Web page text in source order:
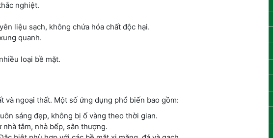
nghiệt.
liệu sạch, không chứa hóa chất độc hại.
quanh.
loại bề mặt.
ngoại thất. Một số ứng dụng phổ biến bao gồm:
sáng đẹp, không bị ố vàng theo thời gian.
tắm, nhà bếp, sân thượng.